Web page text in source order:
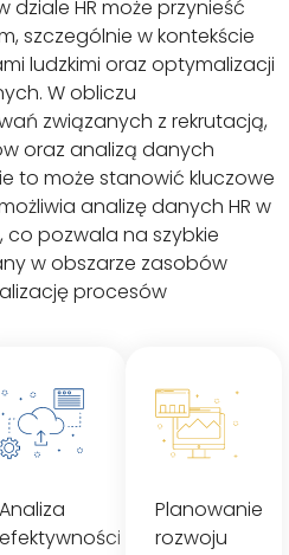
dziale HR może przynieść
szczególnie w kontekście
ludzkimi oraz optymalizacji
W obliczu
związanych z rekrutacją,
oraz analizą danych
to może stanowić kluczowe
analizę danych HR w
co pozwala na szybkie
w obszarze zasobów
procesów
Analiza
efektywności
Planowanie
rozwoju